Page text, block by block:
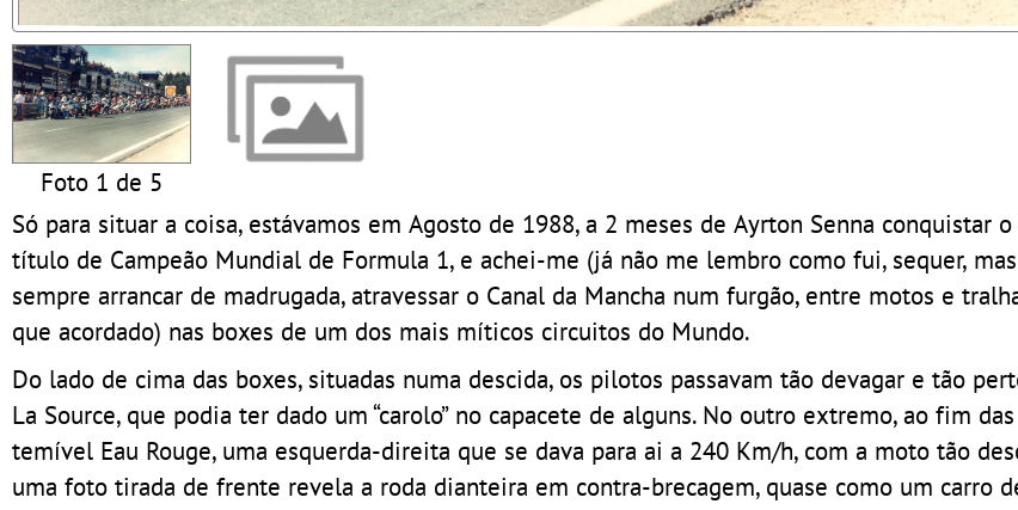
Foto 1 de 5
Só para situar a coisa, estávamos em Agosto de 1988, a 2 meses de Ayrton Senna conquistar
título de Campeão Mundial de Formula 1, e achei-me (já não me lembro como fui, sequer,
sempre arrancar de madrugada, atravessar o Canal da Mancha num furgão, entre motos e
que acordado) nas boxes de um dos mais míticos circuitos do Mundo.
Do lado de cima das boxes, situadas numa descida, os pilotos passavam tão devagar e tão
La Source, que podia ter dado um “carolo” no capacete de alguns. No outro extremo, ao fim
temível Eau Rouge, uma esquerda-direita que se dava para ai a 240 Km/h, com a moto tão
uma foto tirada de frente revela a roda dianteira em contra-brecagem, quase como um carro